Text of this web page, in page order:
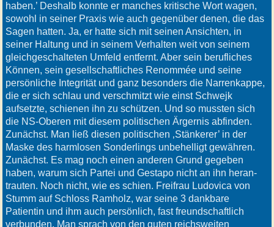
haben.’ Deshalb konnte er manches kritische Wort wagen,
sowohl in seiner Praxis wie auch gegenüber denen, die das
Sagen hatten. Ja, er hatte sich mit seinen Ansichten, in
seiner Haltung und in seinem Verhalten weit von seinem
gleichgeschalteten Umfeld entfernt. Aber sein berufliches
Können, sein gesellschaftliches Renommée und seine
persönliche Integrität und ganz besonders die Narrenkappe,
die er sich schlau und verschmitzt wie einst Schwejk
aufsetzte, schienen ihn zu schützen. Und so mussten sich
die NS-Oberen mit diesem politischen Ärgernis abfinden.
Zunächst. Man ließ diesen politischen ‚Stänkerer’ in der
Maske des harmlosen Sonderlings unbehelligt gewähren.
Zunächst. Es mag noch einen anderen Grund gegeben
haben, warum sich Partei und Gestapo nicht an ihn heran-
trauten. Noch nicht, wie es schien. Freifrau Ludovica von
Stumm auf Schloss Ramholz, war seine 3 dankbare
Patientin und ihm auch persönlich, fast freundschaftlich
verbunden. Man sprach von den guten reichsweiten